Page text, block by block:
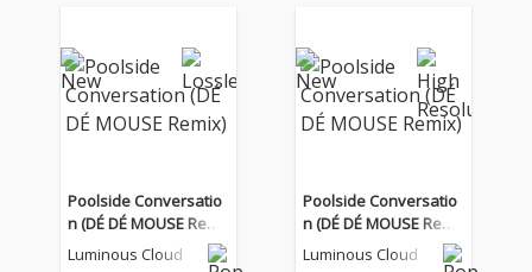
羽音から始まる今作
は、ミニマルミュージ
ック的な和音構成とア
ンサンブルに荒れたタ
ら不快感と怒りを体現
した調声された初音ミ
クの歌全てが歪んだ、
幻想的で不快感マック
羽音から始まる今作
は、ミニマルミュージ
ック的な和音構成とア
ンサンブルに荒れたタ
ら不快感と怒りを体現
した調声された初音ミ
クの歌全てが歪んだ、
幻想的で不快感マック
Poolside Conversatio
n (DÉ DÉ MOUSE Remi
x)Luminous Cloud
Poolside Conversatio
n (DÉ DÉ MOUSE Remi
x)Luminous Cloud